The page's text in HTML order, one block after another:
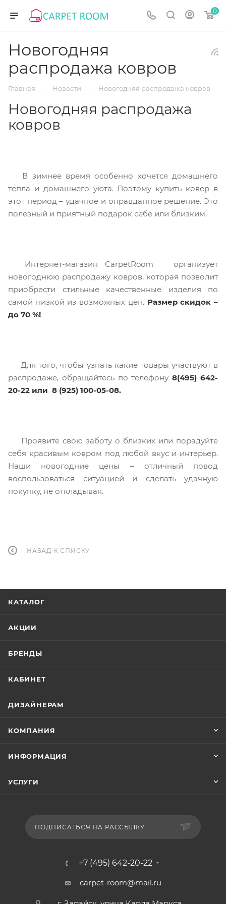
0
Новогодняя
распродажа ковров
Главная — Новости — Новогодняя распродажа ковров
Новогодняя распродажа
ковров
В зимнее время особенно хочется домашнего
тепла и домашнего уюта. Поэтому купить ковер в
этот период – удачное и оправданное решение. Это
полезный и приятный подарок себе или близким.
Интернет-магазин CarpetRoom организует
новогоднюю распродажу ковров, которая позволит
приобрести стильные качественные изделия по
самой низкой из возможных цен. Размер скидок –
до 70 %!
Для того, чтобы узнать какие товары участвуют в
распродаже, обращайтесь по телефону8(495) 642-
20-22 или 8 (925) 100-05-08.
Проявите свою заботу о близких или порадуйте
себя красивым ковром под любой вкус и интерьер.
Наши новогодние цены – отличный повод
воспользоваться ситуацией и сделать удачную
покупку, не откладывая.
НАЗАД К СПИСКУ
КАТАЛОГ
АКЦИИ
БРЕНДЫ
КАБИНЕТ
ДИЗАЙНЕРАМ
КОМПАНИЯ
ИНФОРМАЦИЯ
УСЛУГИ
ПОДПИСАТЬСЯ НА РАССЫЛКУ
+7 (495) 642-20-22
carpet-room@mail.ru